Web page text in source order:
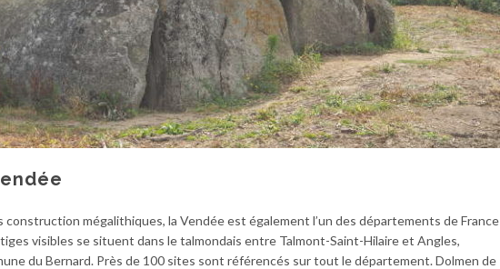
mégalithiques, la Vendée est également l’un des départements de France
visibles se situent dans le talmondais entre Talmont-Saint-Hilaire et Angles,
du Bernard. Près de 100 sites sont référencés sur tout le département. Dolmen de